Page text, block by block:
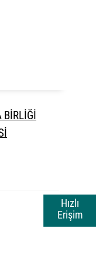
Hızlı
Erişim
BİRLİĞİ